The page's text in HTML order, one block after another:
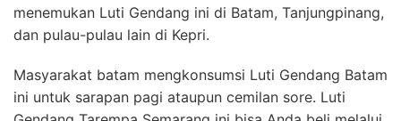
menemukan Luti Gendang ini di Batam, Tanjungpinang,
dan pulau-pulau lain di Kepri.
Masyarakat batam mengkonsumsi Luti Gendang Batam
ini untuk sarapan pagi ataupun cemilan sore. Luti